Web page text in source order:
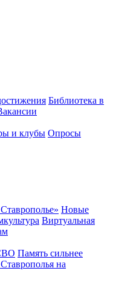
Библиотека в
и клубы Опросы
Новые
Виртуальная
Память сильнее
на